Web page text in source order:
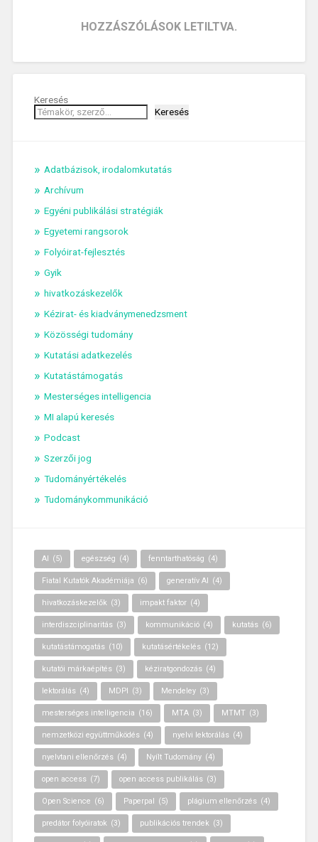
HOZZÁSZÓLÁSOK LETILTVA.
Keresés
Keresés
Adatbázisok, irodalomkutatás
Archívum
Egyéni publikálási stratégiák
Egyetemi rangsorok
Folyóirat-fejlesztés
Gyik
hivatkozáskezelők
Kézirat- és kiadványmenedzsment
Közösségi tudomány
Kutatási adatkezelés
Kutatástámogatás
Mesterséges intelligencia
MI alapú keresés
Podcast
Szerzői jog
Tudományértékelés
Tudománykommunikáció
AI (5) egészség (4) fenntarthatóság (4)
Fiatal Kutatók Akadémiája (6) generatív AI (4)
hivatkozáskezelők (3) impakt faktor (4)
interdiszciplinaritás (3) kommunikáció (4) kutatás (6)
kutatástámogatás (10) kutatásértékelés (12)
kutatói márkaépítés (3) kéziratgondozás (4)
lektorálás (4) MDPI (3) Mendeley (3)
mesterséges intelligencia (16) MTA (3) MTMT (3)
nemzetközi együttműködés (4) nyelvi lektorálás (4)
nyelvtani ellenőrzés (4) Nyílt Tudomány (4)
open access (7) open access publikálás (3)
Open Science (6) Paperpal (5) plágium ellenőrzés (4)
predátor folyóiratok (3) publikációs trendek (3)